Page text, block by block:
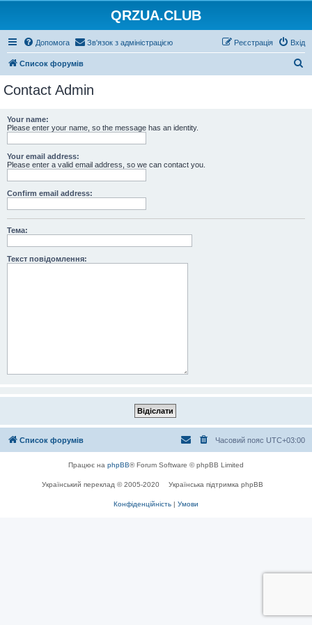
QRZUA.CLUB
Допомога Зв'язок з адміністрацією Вхід
Реєстрація
Список форумів
Contact Admin
Your name:
Please enter your name, so the message has an identity.
Your email address:
Please enter a valid email address, so we can contact you.
Confirm email address:
Тема:
Текст повідомлення:
Список форумів Часовий пояс UTC+03:00
Працює на phpBB® Forum Software © phpBB Limited
Український переклад © 2005-2020 Українська підтримка phpBB
Конфіденційність | Умови